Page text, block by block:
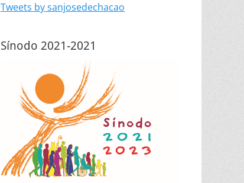
Tweets by sanjosedechacao
Sínodo 2021-2021